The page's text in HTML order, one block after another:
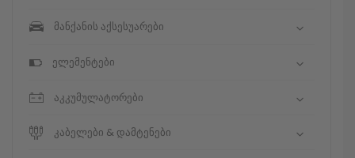
მანქანის აქსესუარები
ელემენტები
აკკუმულატორები
კაბელები & დამტენები